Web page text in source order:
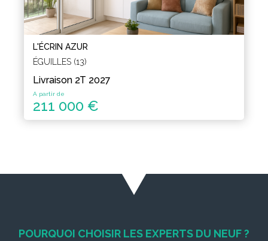
L'ÉCRIN AZUR
ÉGUILLES (13)
Livraison 2T 2027
A partir de
211 000 €
POURQUOI CHOISIR LES EXPERTS DU NEUF ?